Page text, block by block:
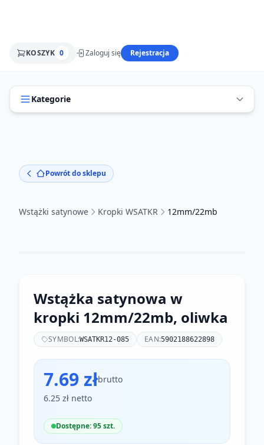
KOSZYK 0 Zaloguj się Rejestracja
Kategorie
Powrót do sklepu
Wstążki satynowe Kropki WSATKR 12mm/22mb
Wstążka satynowa w
kropki 12mm/22mb, oliwka
SYMBOL:WSATKR12-085 EAN:5902188622898
7.69 złbrutto
6.25 zł netto
Dostępne: 95 szt.